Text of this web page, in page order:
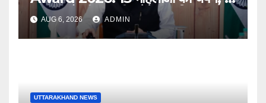
अगस्त को सीएम धामी करेंगे सम्मानित
AUG 6, 2026 ADMIN
UTTARAKHAND NEWS